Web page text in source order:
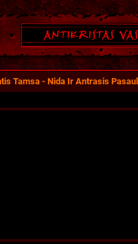
Tamsa - Nida Ir Antrasis